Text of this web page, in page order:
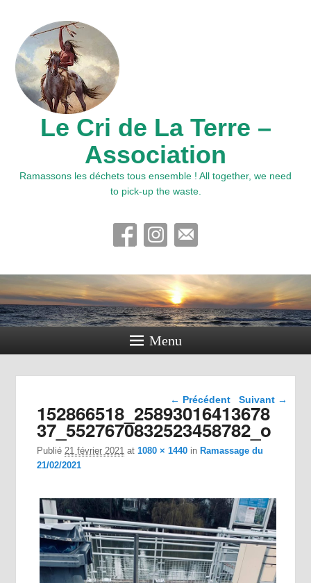
Le Cri de La Terre –
Association
Ramassons les déchets tous ensemble ! All together, we need
to pick-up the waste.
Menu
Navigation dans les
images
← Précédent Suivant →
152866518_25893016413678
37_5527670832523458782_o
Publié21 février 2021 at1080 × 1440 in Ramassage du
21/02/2021